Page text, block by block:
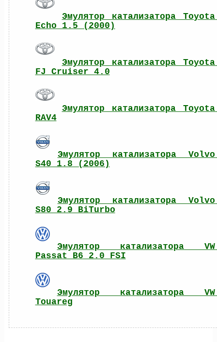
Эмулятор катализатора Toyota
Echo 1.5 (2000)
Эмулятор катализатора Toyota
FJ Cruiser 4.0
Эмулятор катализатора Toyota
RAV4
Эмулятор катализатора Volvo
S40 1.8 (2006)
Эмулятор катализатора Volvo
S80 2.9 BiTurbo
Эмулятор катализатора VW
Passat B6 2.0 FSI
Эмулятор катализатора VW
Touareg